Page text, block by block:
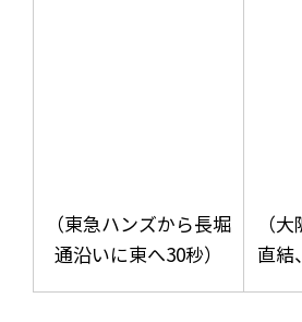
（東急ハンズから長堀
通沿いに東へ30秒）
（
直結